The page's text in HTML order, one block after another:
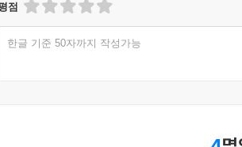
Moses)〉)로 사용되며 해방의 길을 열었
Forever)〉, 1960년대 민권 운동의 공
트레인의 〈어 러브 슈프림(A Love
럼 미국의 저항 음악은 노동자의 합창부터
점
한글 기준 50자까지 작성가능